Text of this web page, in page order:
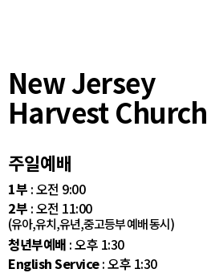
New Jersey
Harvest Church
주일예배
1부 : 오전 9:00
2부 : 오전 11:00
(유아,유치,유년,중고등부 예배 동시)
청년부예배 : 오후 1:30
English Service: 오후 1:30